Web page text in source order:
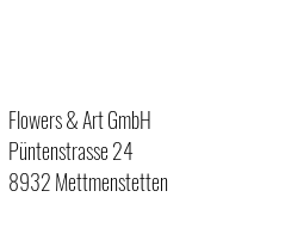
Flowers & Art GmbH
Püntenstrasse 24
8932 Mettmenstetten